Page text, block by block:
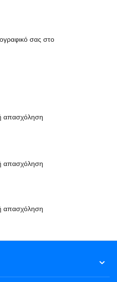
σας στο
απασχόληση
απασχόληση
απασχόληση